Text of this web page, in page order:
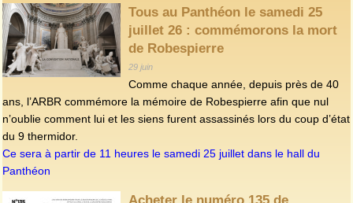
Tous au Panthéon le samedi 25
juillet 26 : commémorons la mort
de Robespierre
29 juin
Comme chaque année, depuis près de 40
ans, l’ARBR commémore la mémoire de Robespierre afin que nul
n’oublie comment lui et les siens furent assassinés lors du coup d’état
du 9 thermidor.
Ce sera à partir de 11 heures le samedi 25 juillet dans le hall du
Panthéon
Acheter le numéro 135 de